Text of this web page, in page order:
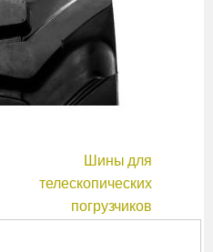
Шины для
телескопических
погрузчиков